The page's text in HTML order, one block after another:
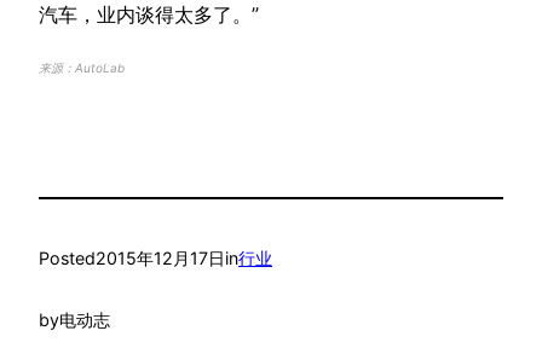
汽车，业内谈得太多了。”
来源：AutoLab
Posted2015年12月17日in行业
by电动志